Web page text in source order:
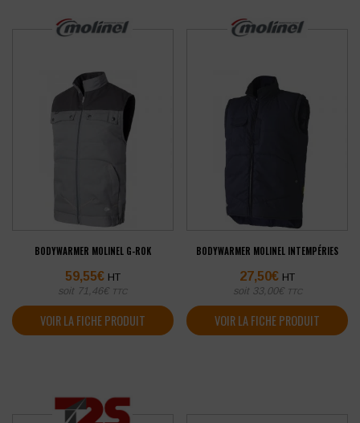
BODYWARMER MOLINEL G-ROK
59,55€ HT
soit 71,46€ TTC
VOIR LA FICHE PRODUIT
BODYWARMER MOLINEL INTEMPÉRIES
27,50€ HT
soit 33,00€ TTC
VOIR LA FICHE PRODUIT